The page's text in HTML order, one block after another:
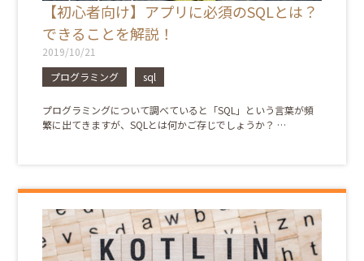
【初心者向け】アプリに必須のSQLとは？
できることを解説！
2019/10/21
プログラミング
sql
プログラミングについて調べていると「SQL」という言葉が頻
繁に出てきますが、SQLとは何かご存じでしょうか？ …